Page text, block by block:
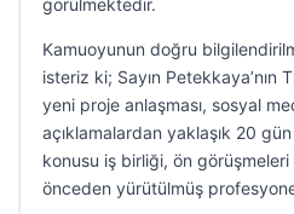
görülmektedir.
Kamuoyunun doğru
isteriz ki; Sayın Petekkaya’nın
yeni proje anlaşması, sosyal
açıklamalardan yaklaşık 20
konusu iş birliği, ön
önceden yürütülmüş